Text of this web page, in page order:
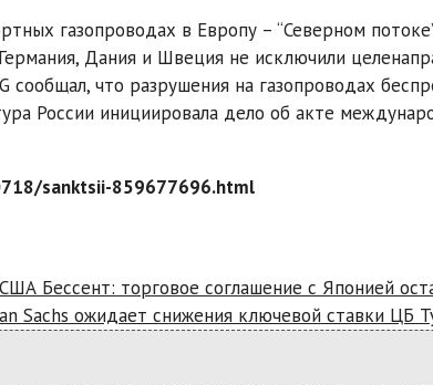
газопроводах в Европу – “Северном
Дания и Швеция не исключили
сообщал, что разрушения на газопроводах
России инициировала дело об акте
sanktsii-859677696.html
Бессент: торговое соглашение с Японией
Sachs ожидает снижения ключевой ставки ЦБ